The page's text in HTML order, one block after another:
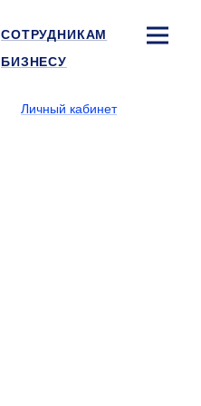
СОТРУДНИКАМ
БИЗНЕСУ
Личный кабинет